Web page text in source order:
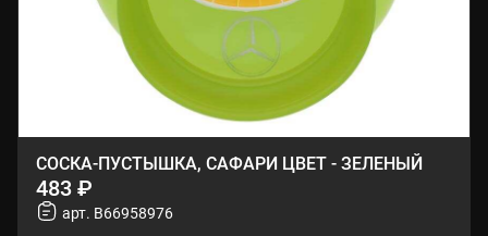
СОСКА-ПУСТЫШКА, САФАРИ ЦВЕТ - ЗЕЛЕНЫЙ
483 ₽
арт. B66958976